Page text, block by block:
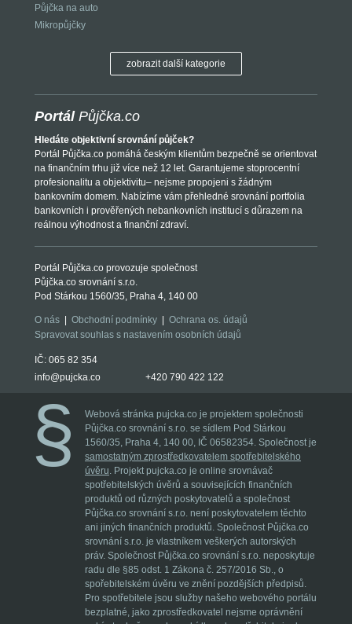
Půjčka na auto
Mikropůjčky
zobrazit další kategorie
Portál Půjčka.co
Hledáte objektivní srovnání půjček?
Portál Půjčka.co pomáhá českým klientům bezpečně se orientovat
na finančním trhu již více než 12 let. Garantujeme stoprocentní
profesionalitu a objektivitu– nejsme propojeni s žádným
bankovním domem. Nabízíme vám přehledné srovnání portfolia
bankovních i prověřených nebankovních institucí s důrazem na
reálnou výhodnost a finanční zdraví.
Portál Půjčka.co provozuje společnost
Půjčka.co srovnání s.r.o.
Pod Stárkou 1560/35, Praha 4, 140 00
O nás Obchodní podmínky
Ochrana os. údajů
Spravovat souhlas s nastavením osobních údajů
IČ: 065 82 354
info@pujcka.co
+420 790 422 122
Webová stránka pujcka.co je projektem společnosti
Půjčka.co srovnání s.r.o. se sídlem Pod Stárkou
1560/35, Praha 4, 140 00, IČ 06582354. Společnost je
samostatným zprostředkovatelem spotřebitelského
úvěru. Projekt pujcka.co je online srovnávač
spotřebitelských úvěrů a souvisejících finančních
produktů od různých poskytovatelů a společnost
Půjčka.co srovnání s.r.o. není poskytovatelem těchto
ani jiných finančních produktů. Společnost Půjčka.co
srovnání s.r.o. je vlastníkem veškerých autorských
práv. Společnost Půjčka.co srovnání s.r.o. neposkytuje
radu dle §85 odst. 1 Zákona č. 257/2016 Sb., o
spořebitelském úvěru ve znění pozdějších předpisů.
Pro spotřebitele jsou služby našeho webového portálu
bezplatné, jako zprostředkovatel nejsme oprávnění